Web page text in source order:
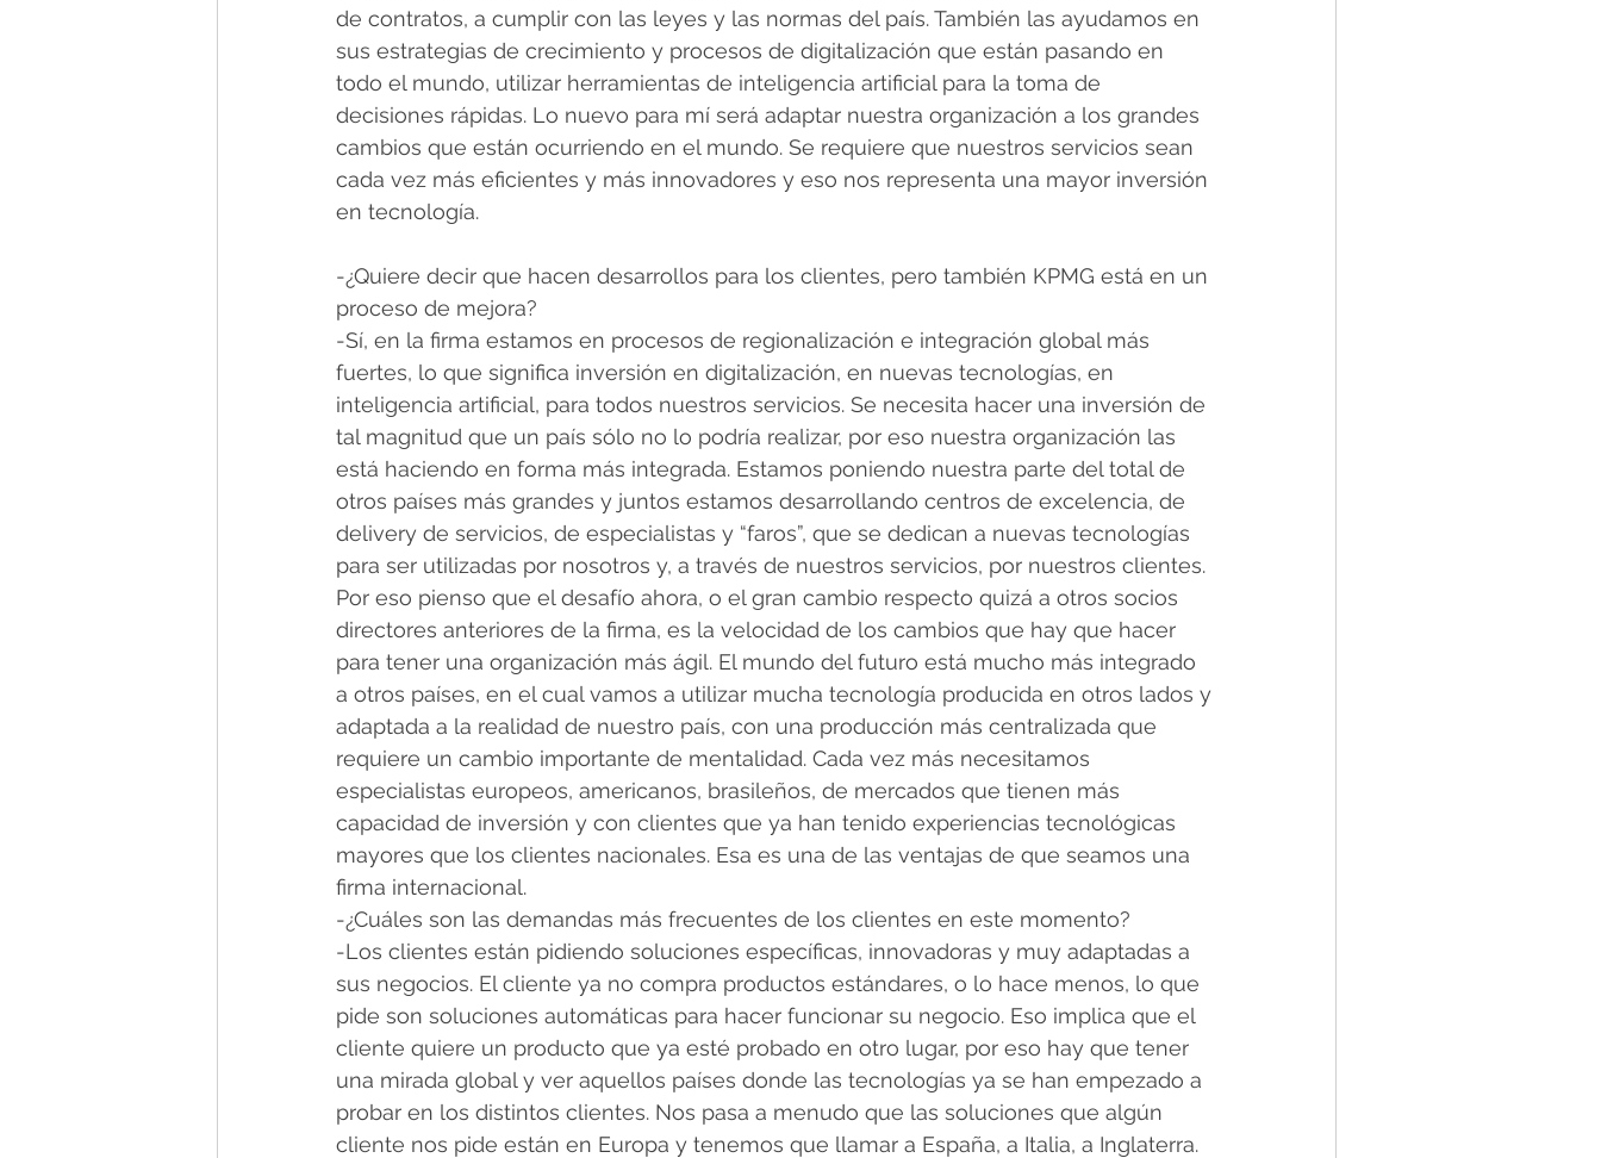
de contratos, a cumplir con las leyes y las normas del país. También las ayudamos en
sus estrategias de crecimiento y procesos de digitalización que están pasando en
todo el mundo, utilizar herramientas de inteligencia artificial para la toma de
decisiones rápidas. Lo nuevo para mí será adaptar nuestra organización a los grandes
cambios que están ocurriendo en el mundo. Se requiere que nuestros servicios sean
cada vez más eficientes y más innovadores y eso nos representa una mayor inversión
en tecnología.
-¿Quiere decir que hacen desarrollos para los clientes, pero también KPMG está en un
proceso de mejora?
-Sí, en la firma estamos en procesos de regionalización e integración global más
fuertes, lo que significa inversión en digitalización, en nuevas tecnologías, en
inteligencia artificial, para todos nuestros servicios. Se necesita hacer una inversión de
tal magnitud que un país sólo no lo podría realizar, por eso nuestra organización las
está haciendo en forma más integrada. Estamos poniendo nuestra parte del total de
otros países más grandes y juntos estamos desarrollando centros de excelencia, de
delivery de servicios, de especialistas y “faros”, que se dedican a nuevas tecnologías
para ser utilizadas por nosotros y, a través de nuestros servicios, por nuestros clientes.
Por eso pienso que el desafío ahora, o el gran cambio respecto quizá a otros socios
directores anteriores de la firma, es la velocidad de los cambios que hay que hacer
para tener una organización más ágil. El mundo del futuro está mucho más integrado
a otros países, en el cual vamos a utilizar mucha tecnología producida en otros lados y
adaptada a la realidad de nuestro país, con una producción más centralizada que
requiere un cambio importante de mentalidad. Cada vez más necesitamos
especialistas europeos, americanos, brasileños, de mercados que tienen más
capacidad de inversión y con clientes que ya han tenido experiencias tecnológicas
mayores que los clientes nacionales. Esa es una de las ventajas de que seamos una
firma internacional.
-¿Cuáles son las demandas más frecuentes de los clientes en este momento?
-Los clientes están pidiendo soluciones específicas, innovadoras y muy adaptadas a
sus negocios. El cliente ya no compra productos estándares, o lo hace menos, lo que
pide son soluciones automáticas para hacer funcionar su negocio. Eso implica que el
cliente quiere un producto que ya esté probado en otro lugar, por eso hay que tener
una mirada global y ver aquellos países donde las tecnologías ya se han empezado a
probar en los distintos clientes. Nos pasa a menudo que las soluciones que algún
cliente nos pide están en Europa y tenemos que llamar a España, a Italia, a Inglaterra.